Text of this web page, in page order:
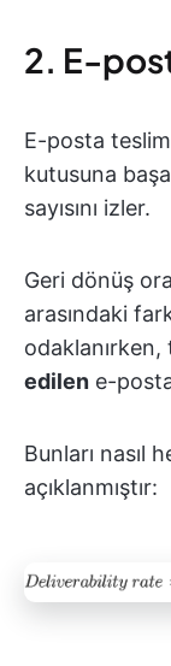
2. E-
E-posta teslim
kutusuna
sayısını izler.
Geri dönüş
arasındaki
odaklanırken,
edilen e-
Bunları nasıl
açıklanmıştır: